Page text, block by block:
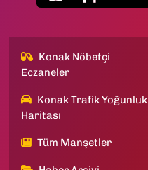
Konak Nöbetçi
Eczaneler
Konak Trafik Yoğunluk
Haritası
Tüm Manşetler